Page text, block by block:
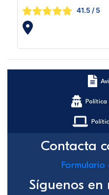
41.5 / 5
Política
Contacta
Síguenos en